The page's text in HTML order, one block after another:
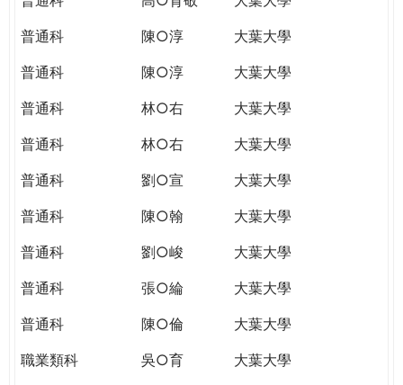
普通科
陳○淳
大葉大學
普通科
陳○淳
大葉大學
普通科
林○右
大葉大學
普通科
林○右
大葉大學
普通科
劉○宣
大葉大學
普通科
陳○翰
大葉大學
普通科
劉○峻
大葉大學
普通科
張○綸
大葉大學
普通科
陳○倫
大葉大學
職業類科
吳○育
大葉大學